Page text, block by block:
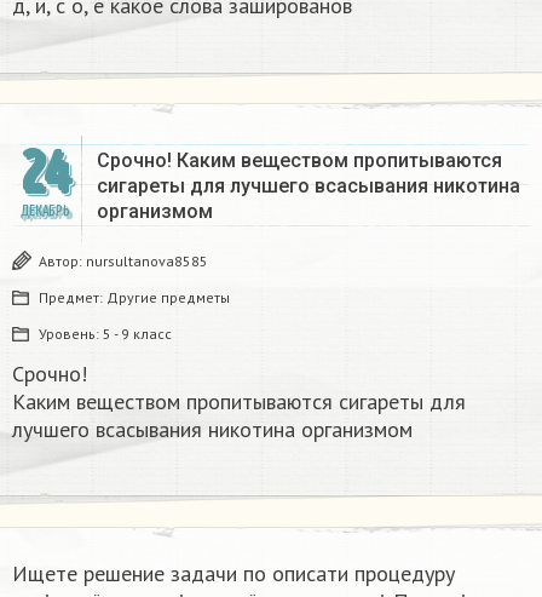
24
ДЕКАБРЬ
Срочно! Каким веществом пропитываются
сигареты для лучшего всасывания никотина
организмом​
Автор: nursultanova8585
Предмет: Другие предметы
Уровень: 5 - 9 класс
Срочно!
Каким веществом пропитываются сигареты для
лучшего всасывания никотина организмом​
Ищете решение задачи по описати процедуру